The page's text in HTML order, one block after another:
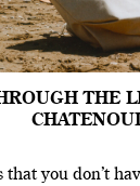
THE
you don’t